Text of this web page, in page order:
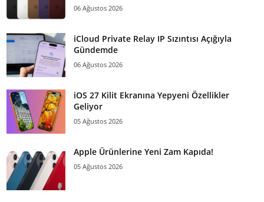
06 Ağustos 2026
iCloud Private Relay IP Sızıntısı Açığıyla
Gündemde
06 Ağustos 2026
iOS 27 Kilit Ekranına Yepyeni Özellikler
Geliyor
05 Ağustos 2026
Apple Ürünlerine Yeni Zam Kapıda!
05 Ağustos 2026